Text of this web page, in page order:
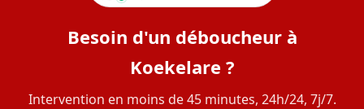
Besoin d'un déboucheur à
Koekelare ?
Intervention en moins de 45 minutes, 24h/24, 7j/7.